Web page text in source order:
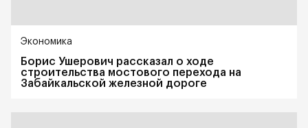
Экономика
Борис Ушерович рассказал о ходе
строительства мостового перехода на
Забайкальской железной дороге